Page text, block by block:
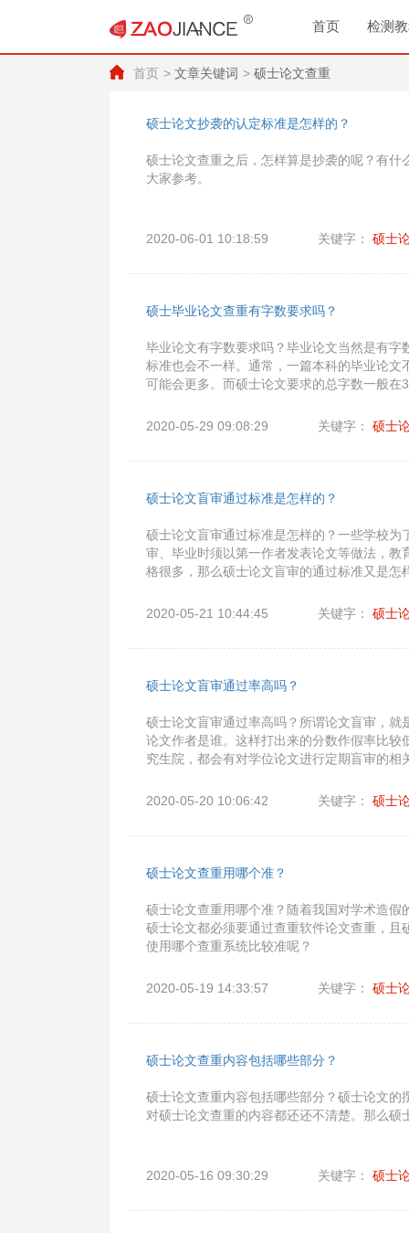
首页 检测
首页 文章关键词 硕士论文查重
硕士论文抄袭的认定标准是怎样的？
硕士论文查重之后，怎样算是抄袭的呢？有
大家参考。
2020-06-01 10:18:59 关键字： 硕士
硕士毕业论文查重有字数要求吗？
毕业论文有字数要求吗？毕业论文当然是有
标准也会不一样。通常，一篇本科的毕业论
可能会更多。而硕士论文要求的总字数一般在
2020-05-29 09:08:29 关键字： 硕士
硕士论文盲审通过标准是怎样的？
硕士论文盲审通过标准是怎样的？一些学校
审、毕业时须以第一作者发表论文等做法，
格很多，那么硕士论文盲审的通过标准又是怎
2020-05-21 10:44:45 关键字： 硕士
硕士论文盲审通过率高吗？
硕士论文盲审通过率高吗？所谓论文盲审，
论文作者是谁。这样打出来的分数作假率比
究生院，都会有对学位论文进行定期盲审的
2020-05-20 10:06:42 关键字： 硕士
硕士论文查重用哪个准？
硕士论文查重用哪个准？随着我国对学术造
硕士论文都必须要通过查重软件论文查重，
使用哪个查重系统比较准呢？
2020-05-19 14:33:57 关键字： 硕士
硕士论文查重内容包括哪些部分？
硕士论文查重内容包括哪些部分？硕士论文
对硕士论文查重的内容都还还不清楚。那么硕
2020-05-16 09:30:29 关键字： 硕士